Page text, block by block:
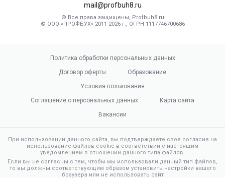
mail@profbuh8.ru
© Все права защищены, Profbuh8.ru
© ООО «ПРОФБУХ» 2011-2026 г., ОГРН 1117746700686
Политика обработки персональных данных
Договор оферты
Образование
Условия пользования
Соглашение о персональных данных
Карта сайта
Вакансии
При использовании данного сайта, вы подтверждаете свое согласие на
использование файлов cookie в соответствии с настоящим
уведомлением в отношении данного типа файлов.
Если вы не согласны с тем, чтобы мы использовали данный тип файлов,
то вы должны соответствующим образом установить настройки вашего
браузера или не использовать сайт